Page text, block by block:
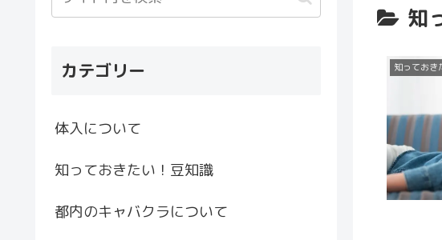
知
知っておき
カテゴリー
体入について
知っておきたい！豆知識
都内のキャバクラについて